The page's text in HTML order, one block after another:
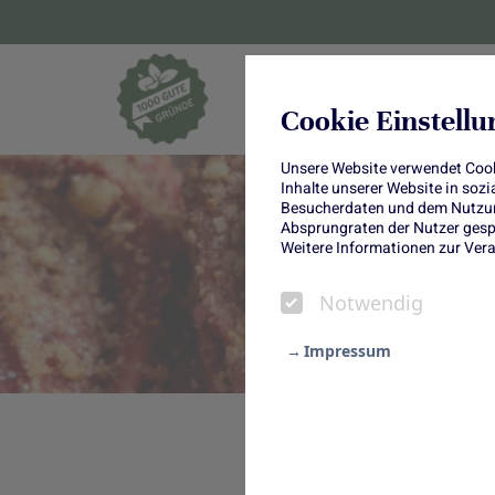
Cookie
Unsere Website verwendet
Inhalte unserer Website in
Besucherdaten und dem
Absprungraten der Nutzer
Weitere Informationen zur
Notwendig
Impressum
Wenn die Küche in ein tiefes